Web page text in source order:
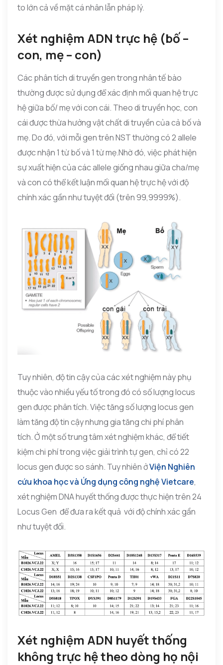
to lớn cả về mặt cá nhân lẫn pháp lý.
Xét nghiệm ADN trực hệ (bố –
con, mẹ – con)
Các phân tích di truyền gen trong nhân tế bào
thường được sử dụng để xác định mối quan hệ trực
hệ giữa bố/ mẹ với con cái. Theo di truyền học, con
cái được thừa hưởng vật chất di truyền của cả bố và
mẹ. Do đó, với mỗi gen trên NST thường có 2 allele
được nhận 1 từ bố và 1 từ mẹ.Nhờ đó, việc phát hiện
sự xuất hiện của các allele giống nhau giữa cha/mẹ
và con có thể kết luận mối quan hệ trực hệ với độ
chính xác gần như tuyệt đối (trên 99,9999%).
Tuy nhiên, độ tin cậy của các xét nghiệm này phụ
thuộc vào nhiều yếu tố trong đó có số lượng locus
gen được phân tích. Việc tăng số lượng locus gen
làm tăng độ tin cậy nhưng gia tăng chi phí phân
tích. Ở một số trung tâm xét nghiệm khác, để tiết
kiệm chi phí trong việc giải trình tự gen, chỉ có 22
locus gen được so sánh. Tuy nhiên ởViện Nghiên
cứu khoa học và Ứng dụng công nghệ Vietcare,
xét nghiệm DNA huyết thống được thực hiện trên 24
Locus Gen để đưa ra kết quả với độ chính xác gần
như tuyệt đối.
Xét nghiệm ADN huyết thống
không trực hệ theo dòng họ nội